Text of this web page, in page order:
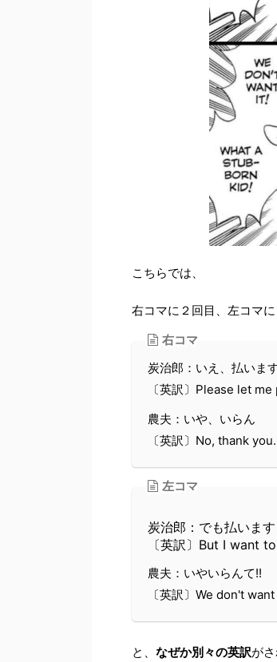
こちらでは、
右コマに２回目、左コマ
右コマ
炭治郎：いえ、払いま
〔英訳〕Please let me
農夫：いや、いらん
〔英訳〕No, thank
左コマ
炭治郎：でも払います
〔英訳〕But I want
農夫：いやいらんて!!
〔英訳〕We don't
と、 なぜか別々の英訳が